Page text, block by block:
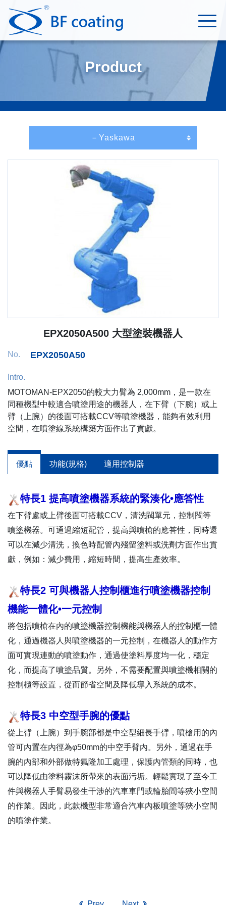
Product
EPX2050A500 大型塗裝機器人
No. EPX2050A50
Intro.
MOTOMAN-EPX2050的較大力臂為 2,000mm，是一款在
同種機型中較適合噴塗用途的機器人，在下臂（下腕）或上
臂（上腕）的後面可搭載CCV等噴塗機器，能夠有效利用
空間，在噴塗線系統構築方面作出了貢獻。
優點 功能(規格) 適用控制器
特長1 提高噴塗機器系統的緊湊化•應答性
在下臂處或上臂後面可搭載CCV，清洗閥單元，控制閥等
噴塗機器。可通過縮短配管，提高與噴槍的應答性，同時還
可以在減少清洗，換色時配管內殘留塗料或洗劑方面作出貢
獻，例如：減少費用，縮短時間，提高生產效率。
特長2 可與機器人控制櫃進行噴塗機器控制
機能一體化•一元控制
將包括噴槍在內的噴塗機器控制機能與機器人的控制櫃一體
化，通過機器人與噴塗機器的一元控制，在機器人的動作方
面可實現連動的噴塗動作，通過使塗料厚度均一化，穩定
化，而提高了噴塗品質。另外，不需要配置與噴塗機相關的
控制櫃等設置，從而節省空間及降低導入系統的成本。
特長3 中空型手腕的優點
從上臂（上腕）到手腕部都是中空型細長手臂，噴槍用的內
管可內置在內徑為φ50mm的中空手臂內。另外，通過在手
腕的內部和外部做特氟隆加工處理，保護內管類的同時，也
可以降低由塗料霧沫所帶來的表面污垢。輕鬆實現了至今工
件與機器人手臂易發生干涉的汽車車門或輪胎間等狹小空間
的作業。因此，此款機型非常適合汽車內板噴塗等狹小空間
的噴塗作業。